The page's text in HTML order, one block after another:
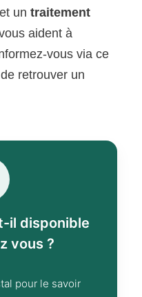
et untraitement
aident à
vous via ce
retrouver un
il disponible
vous ?
pour le savoir